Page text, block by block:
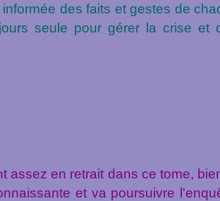
des faits et gestes de
seule pour gérer la crise et
assez en retrait dans ce tome,
et va poursuivre